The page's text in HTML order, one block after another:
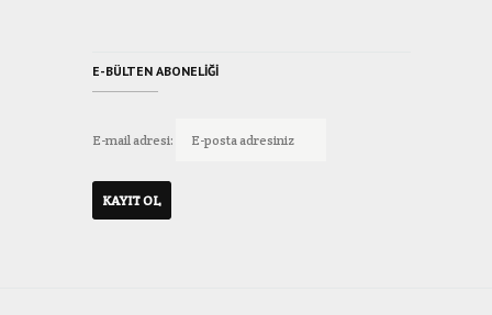
E-BÜLTEN ABONELIĞI
E-mail adresi: